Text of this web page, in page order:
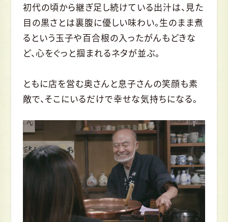
初代の頃から継ぎ足し続けている出汁は、見た
目の黒さとは裏腹に優しい味わい。生のまま煮
るという玉子や百合根の入ったがんもどきな
ど、心をぐっと掴まれるネタが並ぶ。
ともに店を営む奥さんと息子さんの笑顔も素
敵で、そこにいるだけで幸せな気持ちになる。